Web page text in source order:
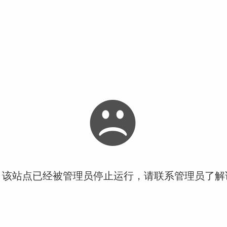
站点已经被管理员停止运行，请联系管理员了